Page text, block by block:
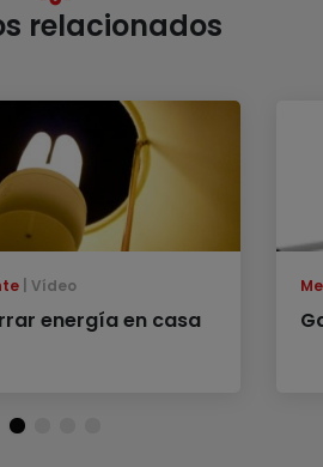
relacionados
Vídeo
energía en casa